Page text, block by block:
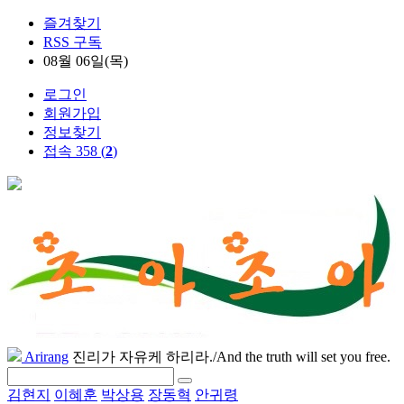
즐겨찾기
RSS 구독
08월 06일(목)
로그인
회원가입
정보찾기
접속 358 (2)
Arirang 진리가 자유케 하리라./And the truth will set you free.
김현지 이혜훈 박상용 장동혁 안귀령